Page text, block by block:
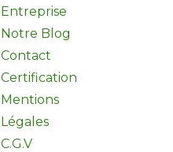
Entreprise
Notre Blog
Contact
Certification
Mentions
Légales
C.G.V